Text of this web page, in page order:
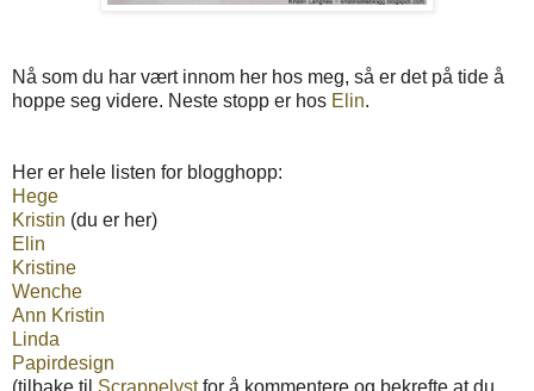
Nå som du har vært innom her hos meg, så er det på tide å
hoppe seg videre. Neste stopp er hos Elin.
Her er hele listen for blogghopp:
Hege
Kristin (du er her)
Elin
Kristine
Wenche
Ann Kristin
Linda
Papirdesign